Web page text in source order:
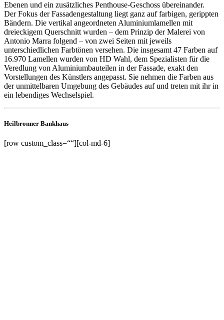
Ebenen und ein zusätzliches Penthouse-Geschoss übereinander.
Der Fokus der Fassadengestaltung liegt ganz auf farbigen, gerippten
Bändern. Die vertikal angeordneten Aluminiumlamellen mit
dreieckigem Querschnitt wurden – dem Prinzip der Malerei von
Antonio Marra folgend – von zwei Seiten mit jeweils
unterschiedlichen Farbtönen versehen. Die insgesamt 47 Farben auf
16.970 Lamellen wurden von HD Wahl, dem Spezialisten für die
Veredlung von Aluminiumbauteilen in der Fassade, exakt den
Vorstellungen des Künstlers angepasst. Sie nehmen die Farben aus
der unmittelbaren Umgebung des Gebäudes auf und treten mit ihr in
ein lebendiges Wechselspiel.
Heilbronner Bankhaus
[row custom_class=““][col-md-6]